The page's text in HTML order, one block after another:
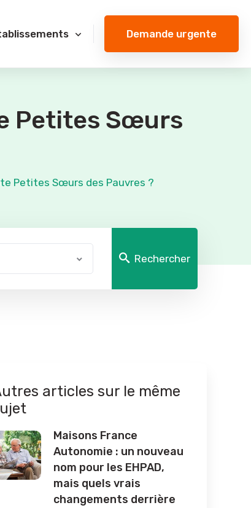
Demande urgente
Petites Sœurs
Petites Sœurs des Pauvres ?
Rechercher
articles sur le même
Maisons France
Autonomie : un nouveau
nom pour les EHPAD,
mais quels vrais
changements derrière